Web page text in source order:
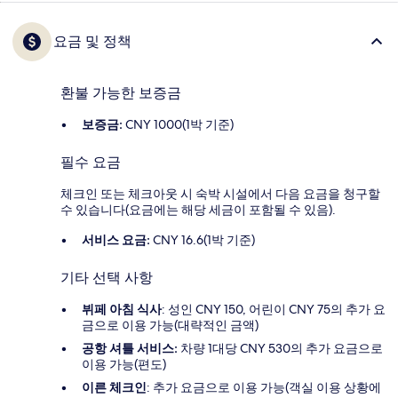
요금 및 정책
환불 가능한 보증금
보증금: CNY 1000(1박 기준)
필수 요금
체크인 또는 체크아웃 시 숙박 시설에서 다음 요금을 청구할
수 있습니다(요금에는 해당 세금이 포함될 수 있음).
서비스 요금: CNY 16.6(1박 기준)
기타 선택 사항
뷔페 아침 식사: 성인 CNY 150, 어린이 CNY 75의 추가 요
금으로 이용 가능(대략적인 금액)
공항 셔틀 서비스: 차량 1대당 CNY 530의 추가 요금으로
이용 가능(편도)
이른 체크인: 추가 요금으로 이용 가능(객실 이용 상황에